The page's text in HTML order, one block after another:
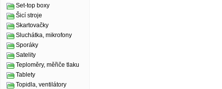
Set-top boxy
Šicí stroje
Skartovačky
Sluchátka, mikrofony
Sporáky
Satelity
Teploměry, měřiče tlaku
Tablety
Topidla, ventilátory